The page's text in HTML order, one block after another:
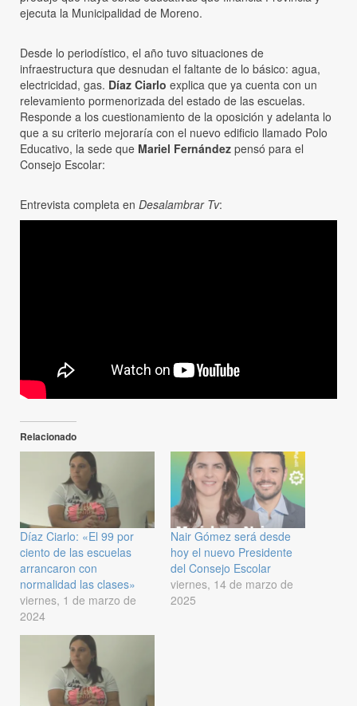
ejecuta la Municipalidad de Moreno.
Desde lo periodístico, el año tuvo situaciones de
infraestructura que desnudan el faltante de lo básico: agua,
electricidad, gas. Díaz Ciarlo explica que ya cuenta con un
relevamiento pormenorizada del estado de las escuelas.
Responde a los cuestionamiento de la oposición y adelanta lo
que a su criterio mejoraría con el nuevo edificio llamado Polo
Educativo, la sede que Mariel Fernández pensó para el
Consejo Escolar:
Entrevista completa en Desalambrar Tv:
Relacionado
Díaz Ciarlo: «El 99 por
ciento de las escuelas
arrancaron con
normalidad las clases»
viernes, 1 de marzo de
2024
Nair Gómez será desde
hoy el nuevo Presidente
del Consejo Escolar
viernes, 14 de marzo de
2025